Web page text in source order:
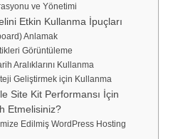
ve Yönetimi
Etkin Kullanma İpuçları
Anlamak
Görüntüleme
Aralıklarını Kullanma
Geliştirmek için Kullanma
Site Kit Performansı İçin
Etmelisiniz?
Edilmiş WordPress Hosting